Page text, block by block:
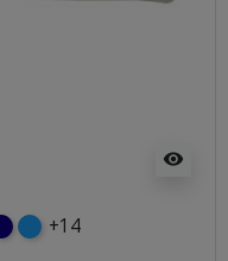
visibility
niebieski
+14